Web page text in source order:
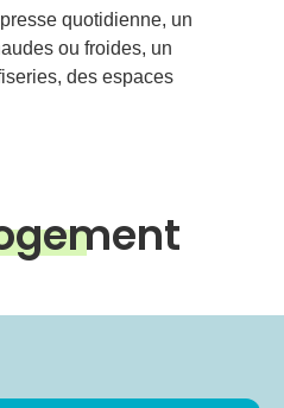
quotidienne, un
ou froides, un
des espaces